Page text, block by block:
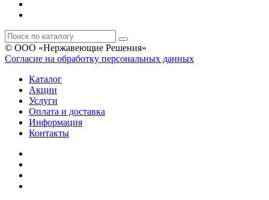
© ООО «Нержавеющие Решения»
Согласие на обработку персональных данных
Каталог
Акции
Услуги
Оплата и доставка
Информация
Контакты